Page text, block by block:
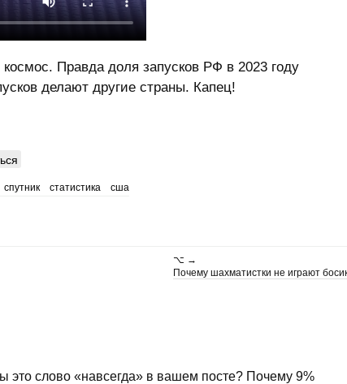
космос. Правда доля запусков РФ в 2023 году
делают другие страны. Капец!
спутник статистика сша
⌥ →
Почему шахматистки не играют
слово «навсегда» в вашем посте? Почему 9%